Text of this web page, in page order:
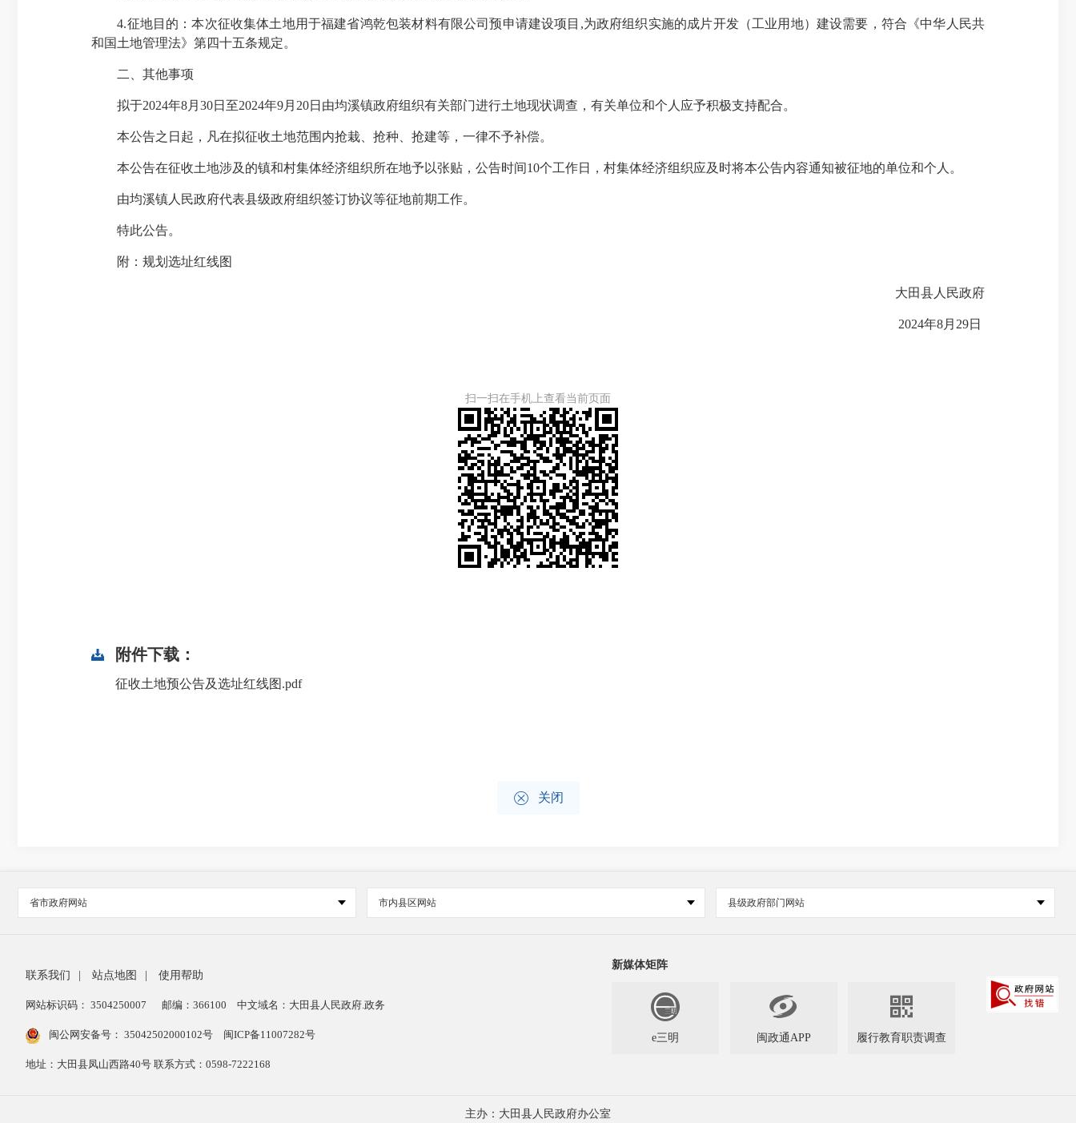
4.征地目的：本次征收集体土地用于福建省鸿乾包装材料有限公司预申请建设项目 ,为政府组织实施的成片开发（工业用地）建设需要，符合《中华人民共
和国土地管理法》第四十五条规定。
二、其他事项
拟于2024年8月 30日至2024年9月 20日由均溪镇政府组织有关部门进行土地现状调查，有关单位和个人应予积极支持配合。
本公告之日起，凡在拟征收土地范围内抢栽、抢种、抢建等，一律不予补偿。
本公告在征收土地涉及的镇和村集体经济组织所在地予以张贴，公告时间10个工作日， 村集体经济组织应及时将本公告内容通知被征地的单位和个人。
由均溪镇人民政府代表县级政府组织签订协议等征地前期工作。
特此公告。
附：规划选址红线图
大田县人民政府
2024年8月 29日
扫一扫在手机上查看当前页面
附件下载：
征收土地预公告及选址红线图.pdf
 关闭
省市政府网站 市内县区网站 县级政府部门网站
联系我们 站点地图 使用帮助
网站标识码： 3504250007 邮编：366100 中文域名：大田县人民政府.政务
闽公网安备号： 35042502000102号 闽ICP备11007282号
地址：大田县凤山西路40号 联系方式：0598-7222168
新媒体矩阵
e三明

闽政通APP

履行教育职责调查
主办：大田县人民政府办公室